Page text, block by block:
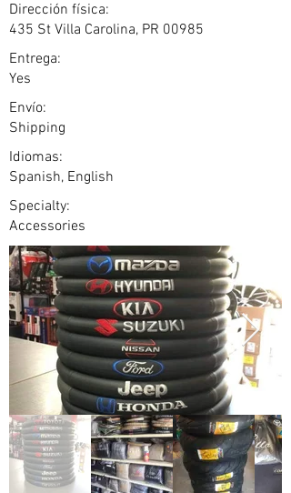
Dirección física:
435 St Villa Carolina, PR 00985
Entrega:
Yes
Envío:
Shipping
Idiomas:
Spanish, English
Specialty:
Accessories